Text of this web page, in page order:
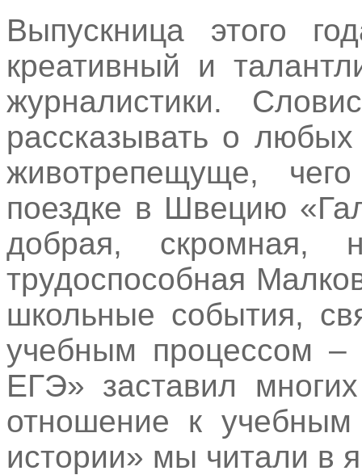
Выпускница этого
креативный и
журналистики.
рассказывать о
животрепещуще,
поездке в Швецию
добрая, скромная,
трудоспособная
школьные события,
учебным процессом –
ЕГЭ» заставил
отношение к
истории» мы читали в